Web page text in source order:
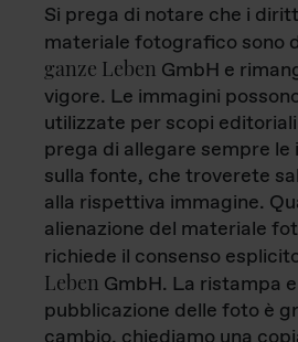
Si prega di notare che i
materiale fotografico sono
ganze Leben GmbH e
vigore. Le immagini
utilizzate per scopi
prega di allegare sempre le
sulla fonte, che troverete
alla rispettiva immagine.
alienazione del materiale
richiede il consenso
Leben GmbH. La ristampa
pubblicazione delle foto è
cambio, chiediamo una